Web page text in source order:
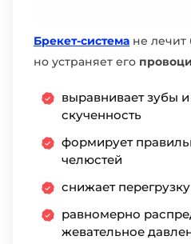
Брекет-система не
но устраняет его
выравнивает зубы и
скученность
формирует
челюстей
снижает
равномерно
жевательное